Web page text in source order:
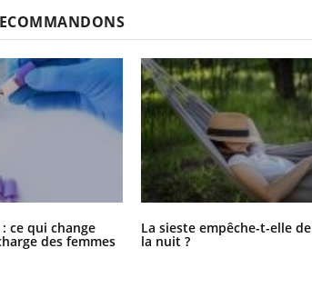
ce qui change
des femmes
La sieste empêche-t-elle
la nuit ?